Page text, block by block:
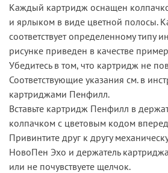
Каждый картридж оснащен
и ярлыком в виде цветной полосы.
соответствует определенному типу
рисунке приведен в качестве
Убедитесь в том, что картридж не
Соответствующие указания см. в
картриджами Пенфилл.
Вставьте картридж Пенфилл в
колпачком с цветовым кодом
Привинтите друг к другу
НовоПен Эхо и держатель
или не почувствуете щелчок.